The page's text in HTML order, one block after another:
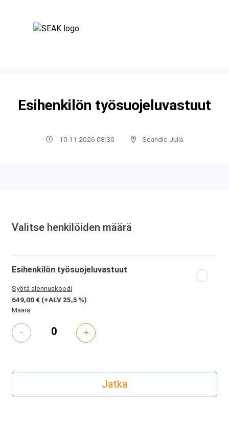
Esihenkilön työsuojeluvastuut
10.11.2026 08:30 Scandic Julia
Valitse henkilöiden määrä
Esihenkilön työsuojeluvastuut
Syötä alennuskoodi
649,00 € (+ALV 25,5 %)
Määrä:
- +